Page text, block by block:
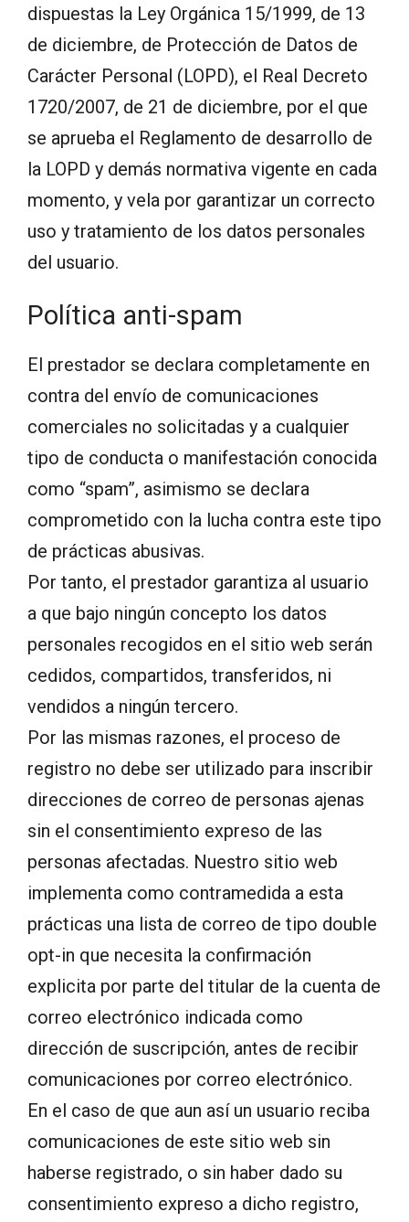
dispuestas la Ley Orgánica 15/1999, de 13
de diciembre, de Protección de Datos de
Carácter Personal (LOPD), el Real Decreto
1720/2007, de 21 de diciembre, por el que
se aprueba el Reglamento de desarrollo de
la LOPD y demás normativa vigente en cada
momento, y vela por garantizar un correcto
uso y tratamiento de los datos personales
del usuario.
Política anti-spam
El prestador se declara completamente en
contra del envío de comunicaciones
comerciales no solicitadas y a cualquier
tipo de conducta o manifestación conocida
como “spam”, asimismo se declara
comprometido con la lucha contra este tipo
de prácticas abusivas.
Por tanto, el prestador garantiza al usuario
a que bajo ningún concepto los datos
personales recogidos en el sitio web serán
cedidos, compartidos, transferidos, ni
vendidos a ningún tercero.
Por las mismas razones, el proceso de
registro no debe ser utilizado para inscribir
direcciones de correo de personas ajenas
sin el consentimiento expreso de las
personas afectadas. Nuestro sitio web
implementa como contramedida a esta
prácticas una lista de correo de tipo double
opt-in que necesita la confirmación
explicita por parte del titular de la cuenta de
correo electrónico indicada como
dirección de suscripción, antes de recibir
comunicaciones por correo electrónico.
En el caso de que aun así un usuario reciba
comunicaciones de este sitio web sin
haberse registrado, o sin haber dado su
consentimiento expreso a dicho registro,